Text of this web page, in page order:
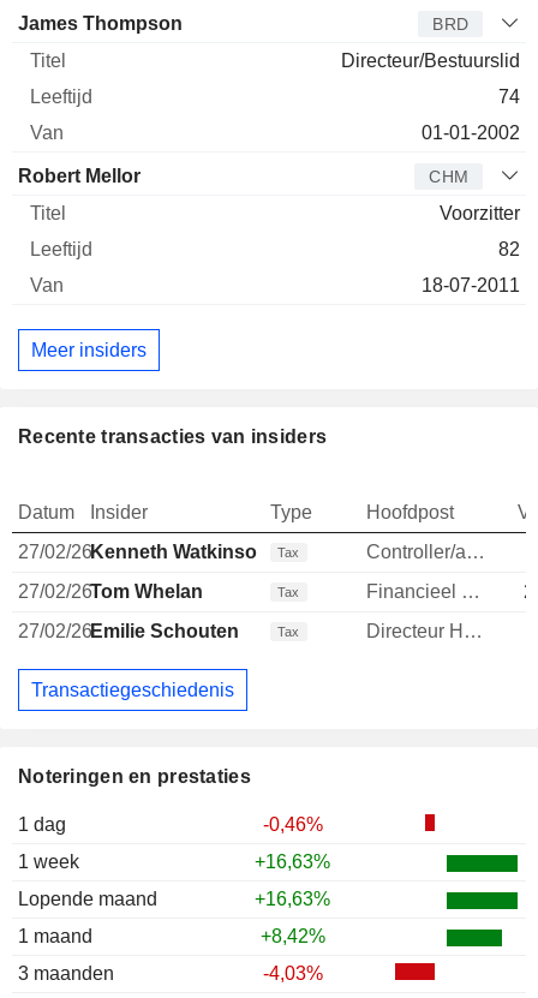
Noteringen en prestaties
1 dag
-0,46%
1 week
+16,63%
Lopende maand
+16,63%
1 maand
+8,42%
3 maanden
-4,03%
James Thompson BRD
Directeur/Bestuurslid
74
01-01-2002
Robert Mellor CHM
Voorzitter
82
18-07-2011
Meer insiders
Recente transacties van insiders
Datum Insider Type Hoofdpost
27/02/26Kenneth Watkinson Tax Controller/auditor
27/02/26Tom Whelan Tax Financieel directeur
27/02/26Emilie Schouten Tax Directeur Human Resources
Transactiegeschiedenis